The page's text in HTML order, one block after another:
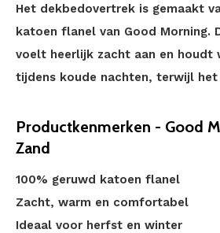
Het dekbedovertrek is gemaakt
katoen flanel van Good Morning.
voelt heerlijk zacht aan en houdt
tijdens koude nachten, terwijl
Productkenmerken - Good
Zand
100% geruwd katoen flanel
Zacht, warm en comfortabel
Ideaal voor herfst en winter